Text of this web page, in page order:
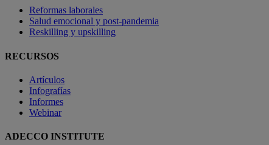
Reformas laborales
Salud emocional y post-pandemia
Reskilling y upskilling
RECURSOS
Artículos
Infografías
Informes
Webinar
ADECCO INSTITUTE